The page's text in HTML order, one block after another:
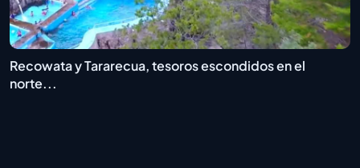
Recowata y Tararecua, tesoros escondidos en el
norte...